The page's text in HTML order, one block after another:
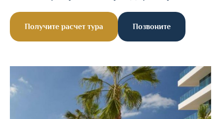
Получите расчет тура Позвоните